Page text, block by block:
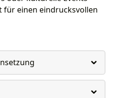
für einen eindrucksvollen